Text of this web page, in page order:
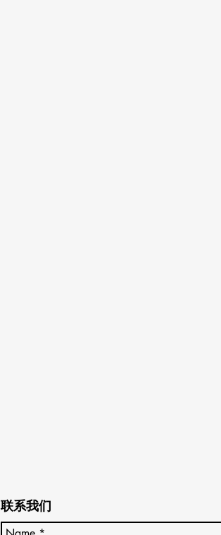
联系我们